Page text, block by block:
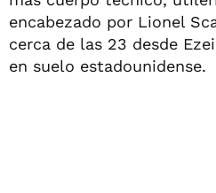
encabezado por Lionel
cerca de las 23 desde
en suelo estadounidense.